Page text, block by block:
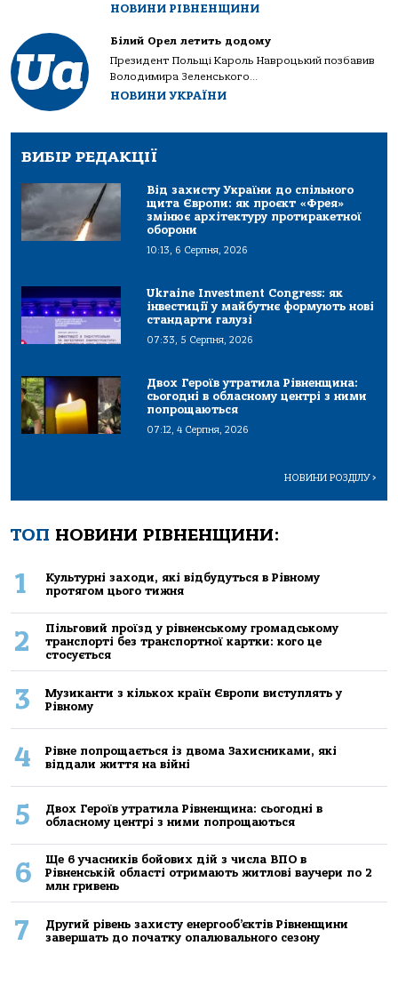
НОВИНИ РІВНЕНЩИНИ
Білий Орел летить додому
Президент Польщі Кароль Навроцький позбавив
Володимира Зеленського...
НОВИНИ УКРАЇНИ
ВИБІР РЕДАКЦІЇ
Від захисту України до спільного
щита Європи: як проєкт «Фрея»
змінює архітектуру протиракетної
оборони
10:13, 6 Серпня, 2026
Ukraine Investment Congress: як
інвестиції у майбутнє формують нові
стандарти галузі
07:33, 5 Серпня, 2026
Двох Героїв утратила Рівненщина:
сьогодні в обласному центрі з ними
попрощаються
07:12, 4 Серпня, 2026
НОВИНИ РОЗДІЛУ>
ТОП НОВИНИ РІВНЕНЩИНИ:
1
Культурні заходи, які відбудуться в Рівному
протягом цього тижня
2
Пільговий проїзд у рівненському громадському
транспорті без транспортної картки: кого це
стосується
3
Музиканти з кількох країн Європи виступлять у
Рівному
4
Рівне попрощається із двома Захисниками, які
віддали життя на війні
5
Двох Героїв утратила Рівненщина: сьогодні в
обласному центрі з ними попрощаються
6
Ще 6 учасників бойових дій з числа ВПО в
Рівненській області отримають житлові ваучери по 2
млн гривень
7
Другий рівень захисту енергооб’єктів Рівненщини
завершать до початку опалювального сезону